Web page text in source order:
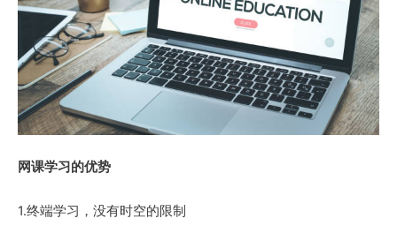
网课学习的优势
1.终端学习，没有时空的限制